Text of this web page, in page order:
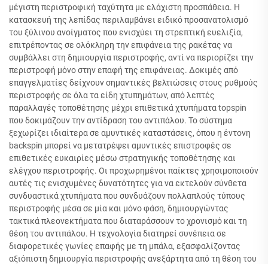
μέγιστη περιστροφική ταχύτητα με ελάχιστη προσπάθεια. Η
κατασκευή της λεπίδας περιλαμβάνει ειδικό προσανατολισμό
του ξύλινου ανοίγματος που ενισχύει τη στρεπτική ευελιξία,
επιτρέποντας σε ολόκληρη την επιφάνεια της ρακέτας να
συμβάλλει στη δημιουργία περιστροφής, αντί να περιορίζει την
περιστροφή μόνο στην επαφή της επιφάνειας. Δοκιμές από
επαγγελματίες δείχνουν σημαντικές βελτιώσεις στους ρυθμούς
περιστροφής σε όλα τα είδη χτυπημάτων, από λεπτές
παραλλαγές τοποθέτησης μέχρι επιθετικά χτυπήματα topspin
που δοκιμάζουν την αντίδραση του αντιπάλου. Το σύστημα
ξεχωρίζει ιδιαίτερα σε αμυντικές καταστάσεις, όπου η έντονη
backspin μπορεί να μετατρέψει αμυντικές επιστροφές σε
επιθετικές ευκαιρίες μέσω στρατηγικής τοποθέτησης και
ελέγχου περιστροφής. Οι προχωρημένοι παίκτες χρησιμοποιούν
αυτές τις ενισχυμένες δυνατότητες για να εκτελούν σύνθετα
συνδυαστικά χτυπήματα που συνδυάζουν πολλαπλούς τύπους
περιστροφής μέσα σε μία και μόνο φάση, δημιουργώντας
τακτικά πλεονεκτήματα που διαταράσσουν το χρονισμό και τη
θέση του αντιπάλου. Η τεχνολογία διατηρεί συνέπεια σε
διαφορετικές γωνίες επαφής με τη μπάλα, εξασφαλίζοντας
αξιόπιστη δημιουργία περιστροφής ανεξάρτητα από τη θέση του